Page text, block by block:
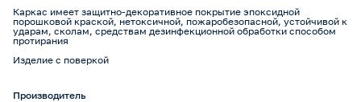
Каркас имеет защитно-декоративное покрытие эпоксидной
порошковой краской, нетоксичной, пожаробезопасной, устойчивой к
ударам, сколам, средствам дезинфекционной обработки способом
протирания
Изделие с поверкой
Производитель